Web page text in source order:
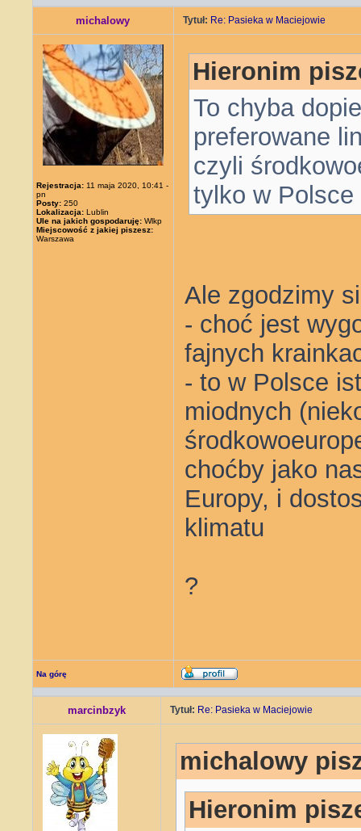
michalowy Tytuł: Re: Pasieka w Maciejowie
Rejestracja: 11 maja 2020, 10:41 -
pn
Posty: 250
Lokalizacja: Lublin
Ule na jakich gospodaruję: Wlkp
Miejscowość z jakiej piszesz:
Warszawa
Hieronim
To chyba
preferowane
czyli
tylko w
Ale zgodzimy
- choć jest
fajnych
- to w Polsce
miodnych
choćby jako
Europy, i
klimatu
?
Na górę
marcinbzyk Tytuł: Re: Pasieka w Maciejowie
michalowy
Hieronim